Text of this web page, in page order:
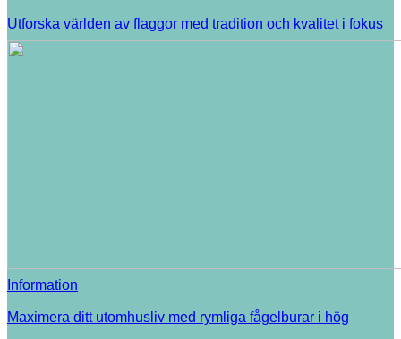
Utforska världen av flaggor med tradition och kvalitet i fokus
Information
Maximera ditt utomhusliv med rymliga fågelburar i hög